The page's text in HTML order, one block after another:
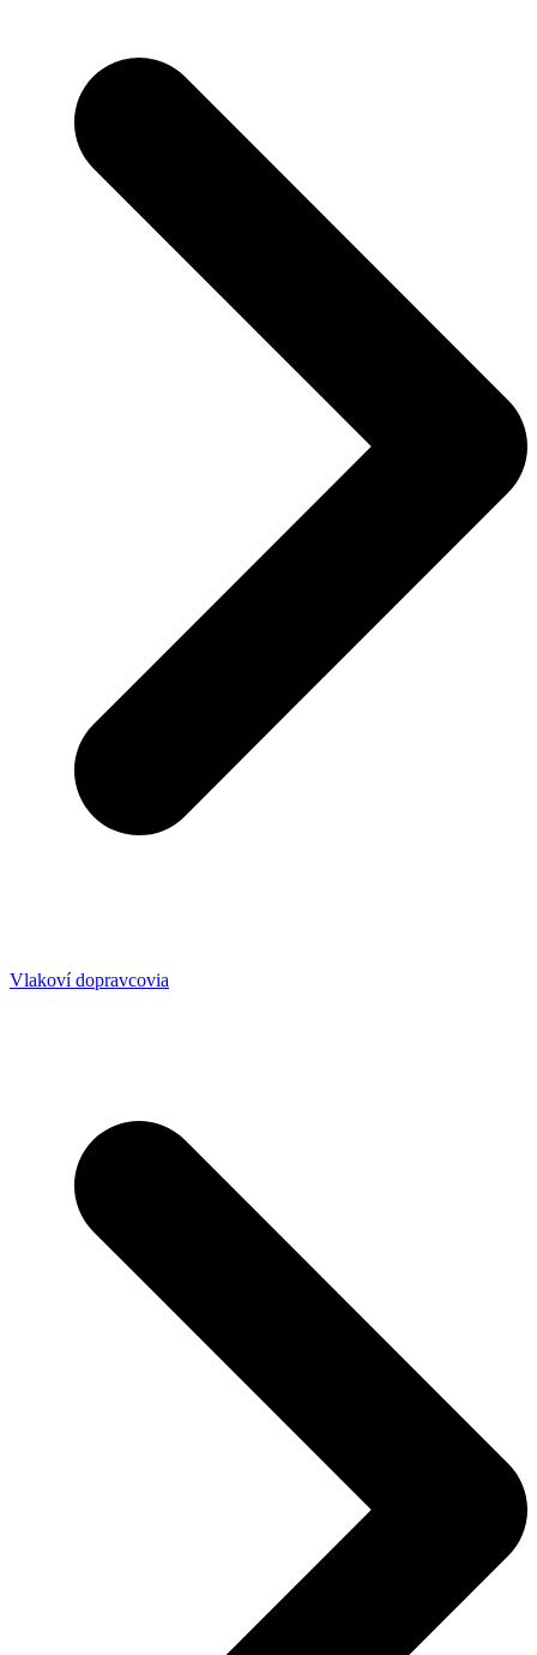
Vlakoví dopravcovia